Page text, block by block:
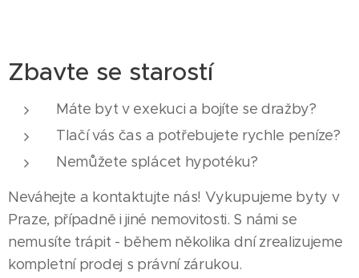
Zbavte se starostí
Máte byt v exekuci a bojíte se dražby?
Tlačí vás čas a potřebujete rychle peníze?
Nemůžete splácet hypotéku?
Neváhejte a kontaktujte nás! Vykupujeme byty v
Praze, případně i jiné nemovitosti. S námi se
nemusíte trápit - během několika dní zrealizujeme
kompletní prodej s právní zárukou.